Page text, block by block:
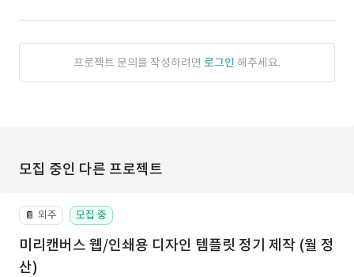
프로젝트 문의를 작성하려면 로그인 해주세요.
모집 중인 다른 프로젝트
📔 외주 모집 중
미리캔버스 웹/인쇄용 디자인 템플릿 정기 제작 (월 정
산)